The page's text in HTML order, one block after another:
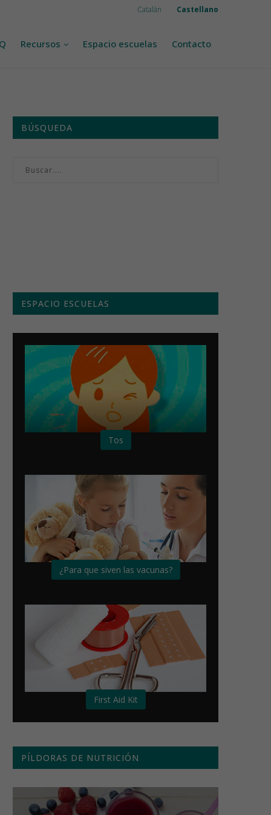
Catalán Castellano
Recursos Espacio escuelas Contacto
BÚSQUEDA
ESPACIO ESCUELAS
Tos
¿Para que siven las vacunas?
First Aid Kit
PÍLDORAS DE NUTRICIÓN